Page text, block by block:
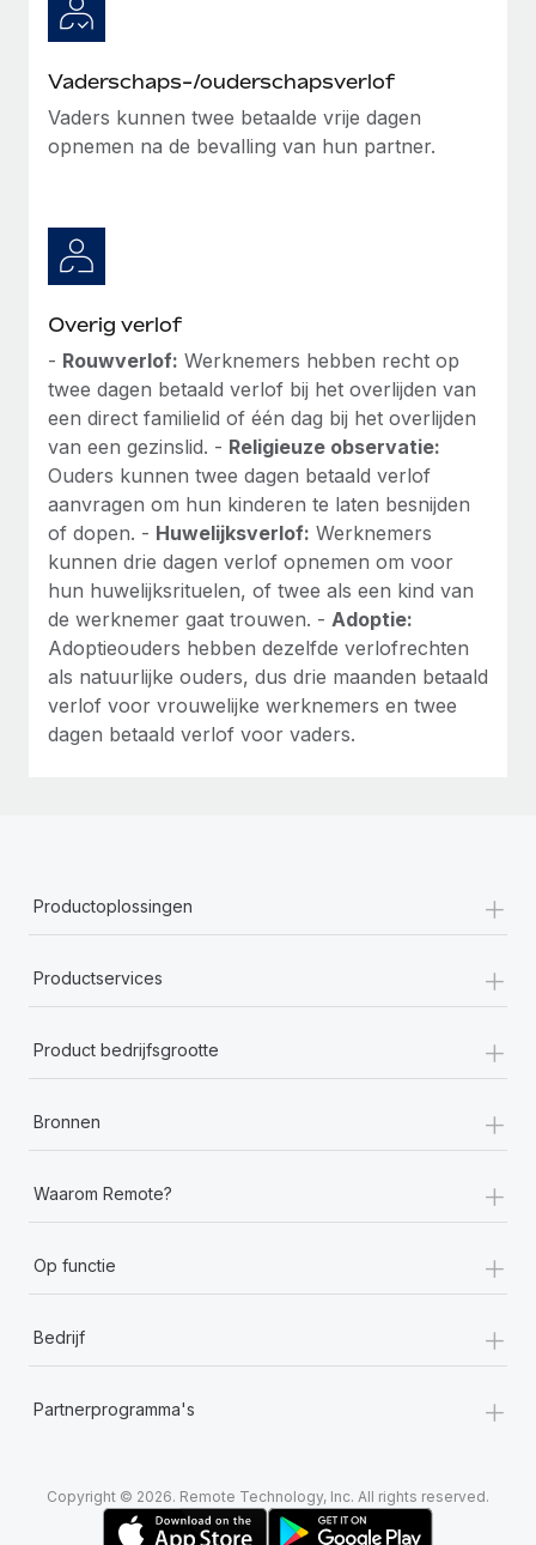
Vaderschaps-/ouderschapsverlof
Vaders kunnen twee betaalde vrije dagen
opnemen na de bevalling van hun partner.
Overig verlof
- Rouwverlof: Werknemers hebben recht op
twee dagen betaald verlof bij het overlijden van
een direct familielid of één dag bij het overlijden
van een gezinslid. - Religieuze observatie:
Ouders kunnen twee dagen betaald verlof
aanvragen om hun kinderen te laten besnijden
of dopen. - Huwelijksverlof: Werknemers
kunnen drie dagen verlof opnemen om voor
hun huwelijksrituelen, of twee als een kind van
de werknemer gaat trouwen. - Adoptie:
Adoptieouders hebben dezelfde verlofrechten
als natuurlijke ouders, dus drie maanden betaald
verlof voor vrouwelijke werknemers en twee
dagen betaald verlof voor vaders.
Productoplossingen +
Productservices +
Product bedrijfsgrootte +
Bronnen +
Waarom Remote? +
Op functie +
Bedrijf +
Partnerprogramma's +
Copyright © 2026. Remote Technology, Inc. All rights reserved.